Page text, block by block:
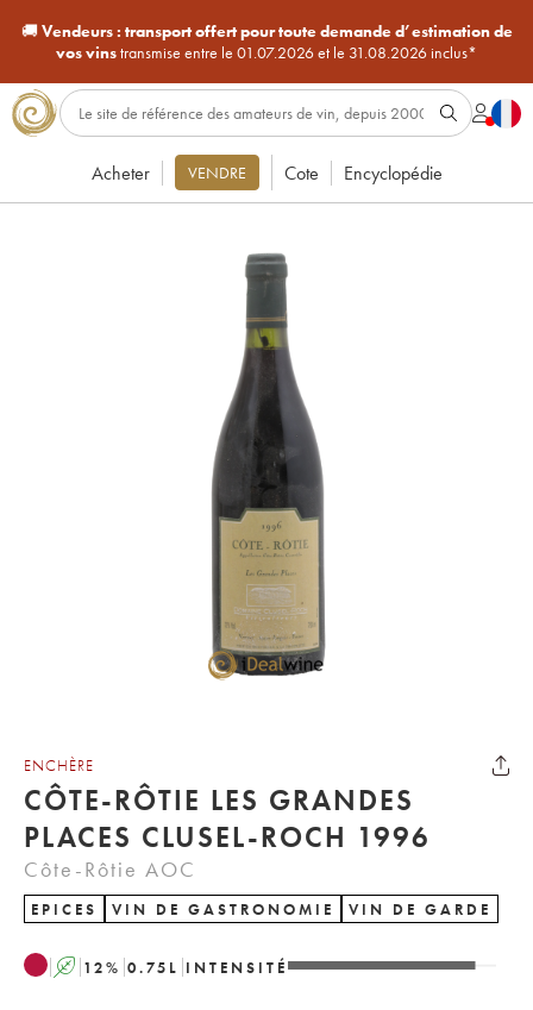
🚚Vendeurs : transport offert pour toute demande d’estimation de
vos vinstransmise entre le 01.07.2026 et le 31.08.2026 inclus*
Acheter VENDRE Cote Encyclopédie
ENCHÈRE
CÔTE-RÔTIE LES GRANDES
PLACES CLUSEL-ROCH 1996
Côte-Rôtie AOC
EPICES VIN DE GASTRONOMIE VIN DE GARDE
A 12% 0.75 L INTENSITÉ